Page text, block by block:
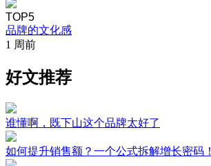
TOP5
品牌的文化感
1 周前
好文推荐
谁懂啊，既下山这个品牌太好了
如何提升销售额？一个公式拆解增长密码！